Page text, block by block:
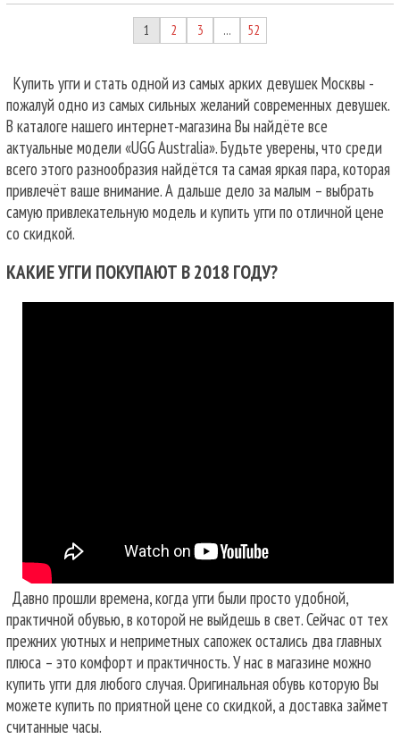
1 2 3 … 52
Купить угги и стать одной из самых арких девушек Москвы -
пожалуй одно из самых сильных желаний современных девушек.
В каталоге нашего интернет-магазина Вы найдёте все
актуальные модели «UGG Australia». Будьте уверены, что среди
всего этого разнообразия найдётся та самая яркая пара, которая
привлечёт ваше внимание. А дальше дело за малым – выбрать
самую привлекательную модель и купить угги по отличной цене
со скидкой.
КАКИЕ УГГИ ПОКУПАЮТ В 2018 ГОДУ?
Давно прошли времена, когда угги были просто удобной,
практичной обувью, в которой не выйдешь в свет. Сейчас от тех
прежних уютных и неприметных сапожек остались два главных
плюса – это комфорт и практичность. У нас в магазине можно
купить угги для любого случая.Оригинальная обувь которую Вы
можете купить по приятной цене со скидкой, а доставка займет
считанные часы.